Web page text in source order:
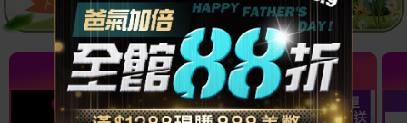
熱門推薦 TOP
特殺
84折
熱門推薦 TOP
下單
立刻送